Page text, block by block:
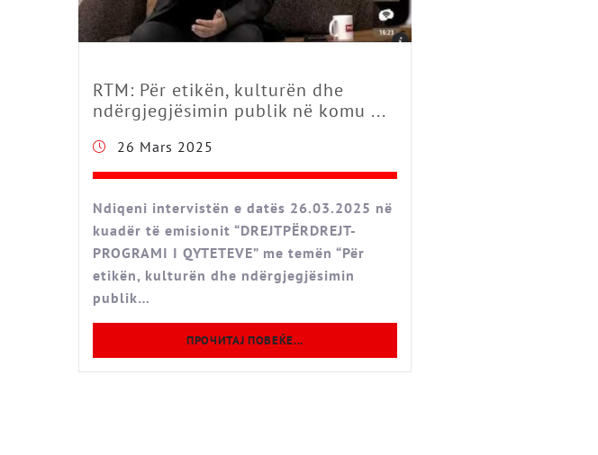
RTM: Për etikën, kulturën dhe
ndërgjegjësimin publik në komu ...
26 Mars 2025
Ndiqeni intervistën e datës 26.03.2025 në
kuadër të emisionit “DREJTPËRDREJT-
PROGRAMI I QYTETEVE” me temën “Për
etikën, kulturën dhe ndërgjegjësimin
publik…
ПРОЧИТАЈ ПОВЕЌЕ...